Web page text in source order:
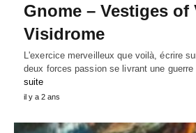
Gnome – Vestiges of
Visidrome
L'exercice merveilleux que voilà, écrire
deux forces passion se livrant une
suite
il y a 2 ans